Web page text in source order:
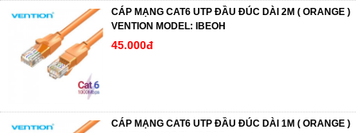
CÁP MẠNG CAT6 UTP ĐẦU ĐÚC DÀI 2M ( ORANGE )
VENTION MODEL: IBEOH
45.000đ
CÁP MẠNG CAT6 UTP ĐẦU ĐÚC DÀI 1M ( ORANGE )